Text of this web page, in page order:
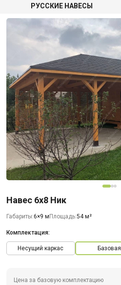
РУССКИЕ НАВЕСЫ
Навес 6х8 Ник
Габариты:6×9 м Площадь:54 м²
Комплектация:
Несущий каркас Базовая
Цена за базовую комплектацию